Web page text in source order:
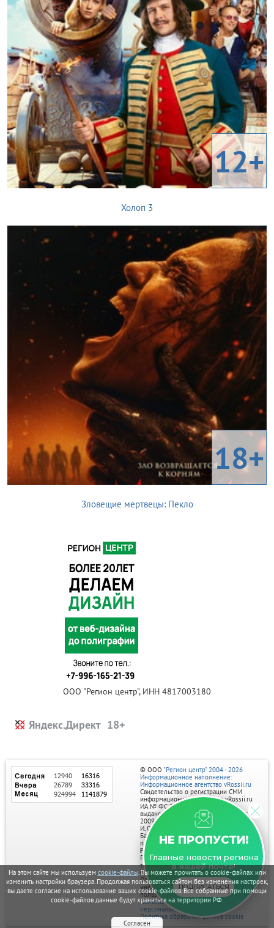
На этом сайте мы используем cookie-файлы. Вы можете прочитать о cookie-файлах или
изменить настройки браузера. Продолжая пользоваться сайтом без изменения настроек,
вы даете согласие на использование ваших cookie-файлов. Все собранные при помощи
cookie-файлов данные будут храниться на территории РФ.
Согласен
12+
Холоп 3
18+
Зловещие мертвецы: Пекло
ООО "Регион центр", ИНН 4817003180
Яндекс.Директ
НЕ ПРОПУСТИ!
Главные новости региона
в вашей почте!
ПОДПИСАТЬСЯ
© ООО "Регион центр" 2004 - 2026
Информационное наполнение:
Информационное агентство vRossii.ru
Свидетельство о регистрации СМИ
информационного агентства vRossii.ru
ИА № ФС 77‑35502
выдано РОСКОМНАДЗОРом 04 марта
2009г.
И. О. Главного редактора Нарыков А. Н.
Баннеры на портале размещаются на
правах рекламы.
Реклама на портале:
Рекламное агентство "Умный маркетинг"
тел. 7-910-267-70-40,
email: umnyy.marketing@yandex.ru
Отдельные публикации могут содержать
информацию, не предназначенную для
пользователей до 18 лет.
Политика в отношении обработки
персональных данных
Политика обработки файлов cookie